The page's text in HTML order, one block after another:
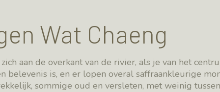
Wat Chaeng
aan de overkant van de rivier, als je van het
belevenis is, en er lopen overal saffraankleurige
sommige oud en versleten, met weinig